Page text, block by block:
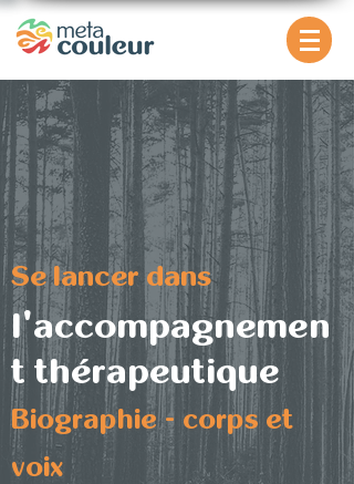
Se lancer dans
l'accompagnemen
t thérapeutique
Biographie - corps et
voix